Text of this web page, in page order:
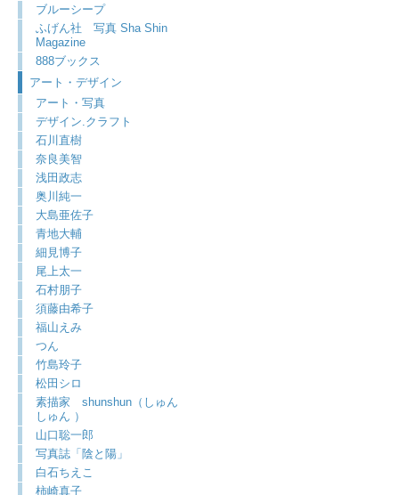
ブルーシープ
ふげん社 写真 Sha Shin
Magazine
888ブックス
アート・デザイン
アート・写真
デザイン.クラフト
石川直樹
奈良美智
浅田政志
奥川純一
大島亜佐子
青地大輔
細見博子
尾上太一
石村朋子
須藤由希子
福山えみ
つん
竹島玲子
松田シロ
素描家 shunshun（しゅん
しゅん ）
山口聡一郎
写真誌「陰と陽」
白石ちえこ
柿崎真子